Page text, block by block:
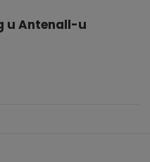
u Antenall-u